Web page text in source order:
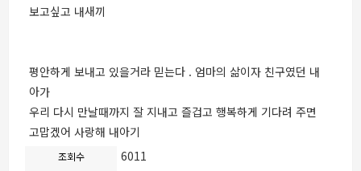
보고싶고 내새끼
평안하게 보내고 있을거라 믿는다 . 엄마의 삶이자 친구였던 내
아가
우리 다시 만날때까지 잘 지내고 즐겁고 행복하게 기다려 주면
고맙겠어 사랑해 내아기
조회수 6011